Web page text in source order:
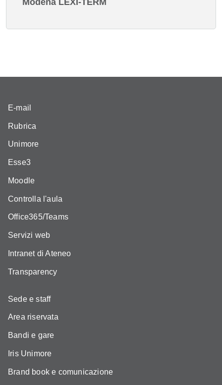
Modena LEXI-TERM
E-mail
Rubrica
Unimore
Esse3
Moodle
Controlla l'aula
Office365/Teams
Servizi web
Intranet di Ateneo
Transparency
Sede e staff
Area riservata
Bandi e gare
Iris Unimore
Brand book e comunicazione